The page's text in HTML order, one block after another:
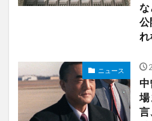
公
れ
ニュース
場
言